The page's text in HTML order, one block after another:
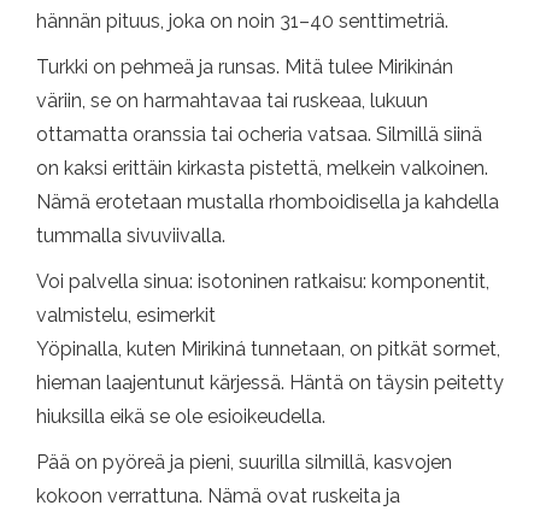
hännän pituus, joka on noin 31–40 senttimetriä.
Turkki on pehmeä ja runsas. Mitä tulee Mirikinán
väriin, se on harmahtavaa tai ruskeaa, lukuun
ottamatta oranssia tai ocheria vatsaa. Silmillä siinä
on kaksi erittäin kirkasta pistettä, melkein valkoinen.
Nämä erotetaan mustalla rhomboidisella ja kahdella
tummalla sivuviivalla.
Voi palvella sinua: isotoninen ratkaisu: komponentit,
valmistelu, esimerkit
Yöpinalla, kuten Mirikiná tunnetaan, on pitkät sormet,
hieman laajentunut kärjessä. Häntä on täysin peitetty
hiuksilla eikä se ole esioikeudella.
Pää on pyöreä ja pieni, suurilla silmillä, kasvojen
kokoon verrattuna. Nämä ovat ruskeita ja